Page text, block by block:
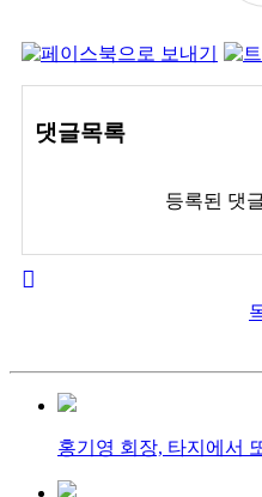
댓글목록
등록된 댓
홍기영 회장, 타지에서